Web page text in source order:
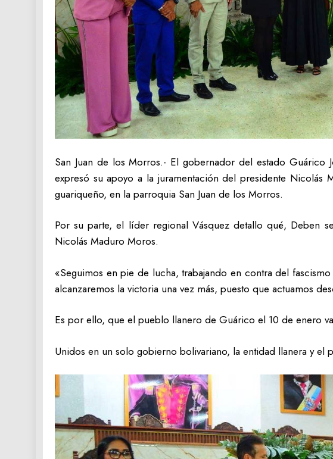
San Juan de los Morros.- El gobernador del estado
expresó su apoyo a la juramentación del presidente Nicolás
guariqueño, en la parroquia San Juan de los Morros.
Por su parte, el líder regional Vásquez detallo qué, Deben
Nicolás Maduro Moros.
«Seguimos en pie de lucha, trabajando en contra del
alcanzaremos la victoria una vez más, puesto que actuamos
Es por ello, que el pueblo llanero de Guárico el 10 de enero
Unidos en un solo gobierno bolivariano, la entidad llanera y